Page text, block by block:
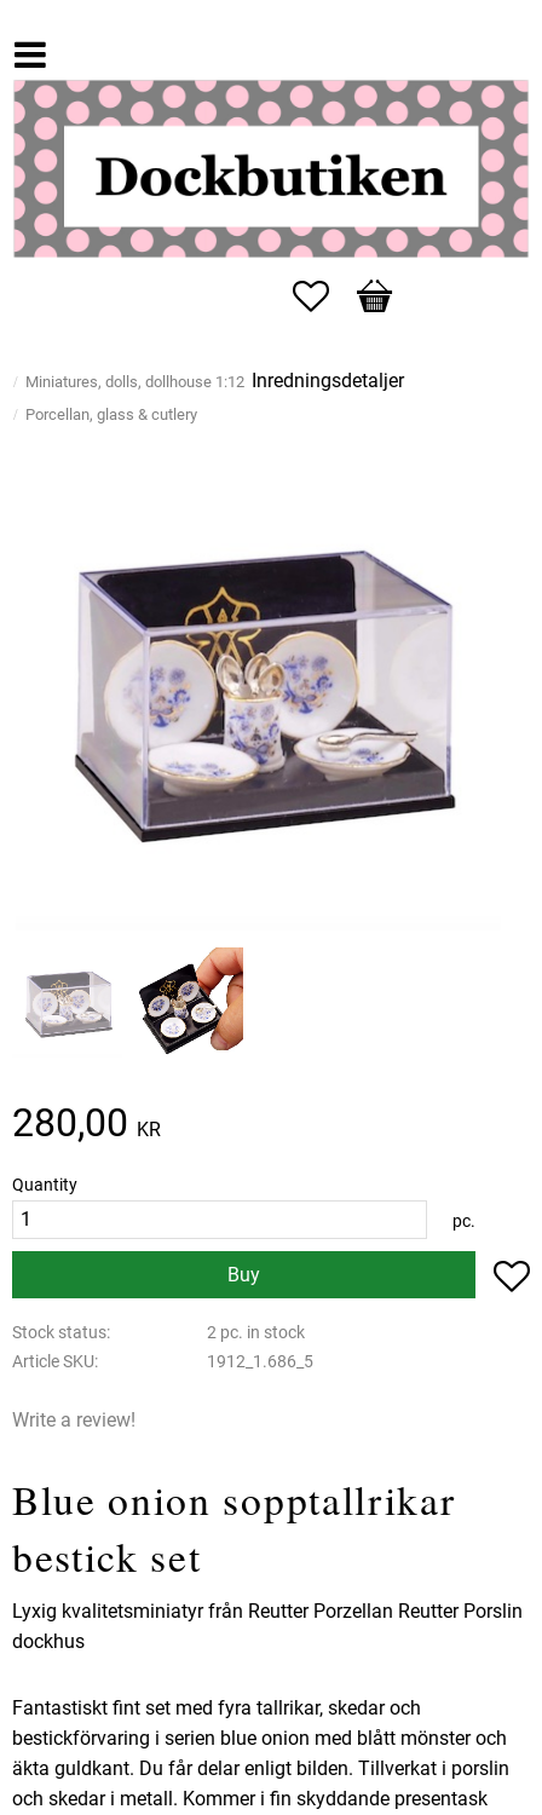
Favorites
Basket
Miniatures, dolls, dollhouse 1:12 Inredningsdetaljer
Porcellan, glass & cutlery
280,00 KR
Quantity
pc.
Buy
Stock status
2 pc. in stock
Article SKU
1912_1.686_5
Write a review!
Blue onion sopptallrikar
bestick set
Lyxig kvalitetsminiatyr från Reutter Porzellan Reutter Porslin
dockhus
Fantastiskt fint set med fyra tallrikar, skedar och
bestickförvaring i serien blue onion med blått mönster och
äkta guldkant. Du får delar enligt bilden. Tillverkat i porslin
och skedar i metall. Kommer i fin skyddande presentask